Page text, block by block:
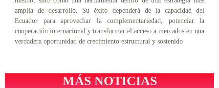
amplia de desarrollo. Su éxito dependerá de la capacidad del
Ecuador para aprovechar la complementariedad, potenciar la
cooperación internacional y transformar el acceso a mercados en una
verdadera oportunidad de crecimiento estructural y sostenido
MÁS NOTICIAS